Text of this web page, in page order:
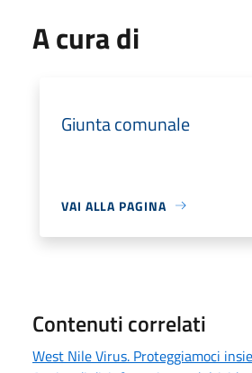
A cura di
Giunta comunale
VAI ALLA PAGINA
Contenuti correlati
West Nile Virus. Proteggiamoci